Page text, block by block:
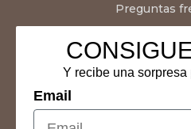
Preguntas
Y recibe una
Email